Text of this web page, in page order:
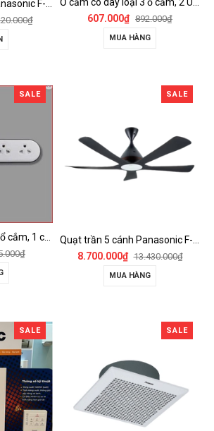
Quạt trần 3 cánh Panasonic F-60FV2
607.000₫ 892.000₫
MUA HÀNG
SALE SALE
Quạt trần 5 cánh Panasonic F-60DGN có đèn LED và kết nối Wireless
8.700.000₫ 13.430.000₫
MUA HÀNG
SALE SALE